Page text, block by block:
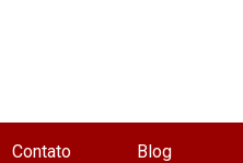
Contato Blog